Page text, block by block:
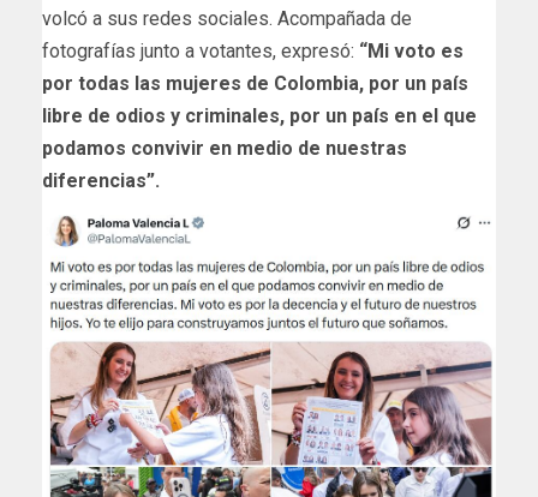
volcó a sus redes sociales. Acompañada de
fotografías junto a votantes, expresó: “Mi voto es
por todas las mujeres de Colombia, por un país
libre de odios y criminales, por un país en el que
podamos convivir en medio de nuestras
diferencias”.